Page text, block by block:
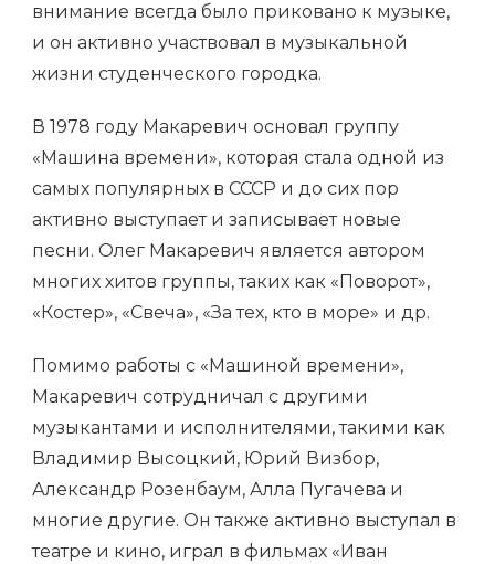
внимание всегда было приковано к музыке,
и он активно участвовал в музыкальной
жизни студенческого городка.
В 1978 году Макаревич основал группу
«Машина времени», которая стала одной из
самых популярных в СССР и до сих пор
активно выступает и записывает новые
песни. Олег Макаревич является автором
многих хитов группы, таких как «Поворот»,
«Костер», «Свеча», «За тех, кто в море» и др.
Помимо работы с «Машиной времени»,
Макаревич сотрудничал с другими
музыкантами и исполнителями, такими как
Владимир Высоцкий, Юрий Визбор,
Александр Розенбаум, Алла Пугачева и
многие другие. Он также активно выступал в
театре и кино, играл в фильмах «Иван